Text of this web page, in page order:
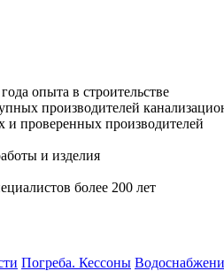
опыта в строительстве
проверенных производителей
и изделия
более 200 лет
Погреба. Кессоны